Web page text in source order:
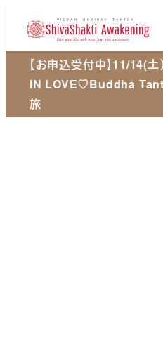
ン
【お申込受付中】11/14(
IN LOVE♡Buddha
旅